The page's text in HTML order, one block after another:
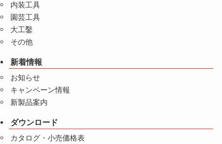
内装工具
園芸工具
大工鑿
その他
新着情報
お知らせ
キャンペーン情報
新製品案内
ダウンロード
カタログ・小売価格表